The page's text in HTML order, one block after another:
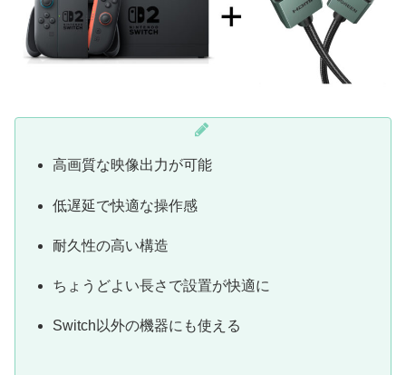
高画質な映像出力が可能
低遅延で快適な操作感
耐久性の高い構造
ちょうどよい長さで設置が快適に
Switch以外の機器にも使える